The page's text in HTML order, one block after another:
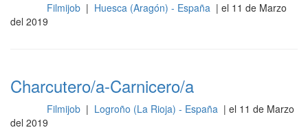
Filmijob | Huesca (Aragón) - España | el 11 de Marzo
del 2019
Charcutero/a-Carnicero/a
Filmijob | Logroño (La Rioja) - España | el 11 de Marzo
del 2019